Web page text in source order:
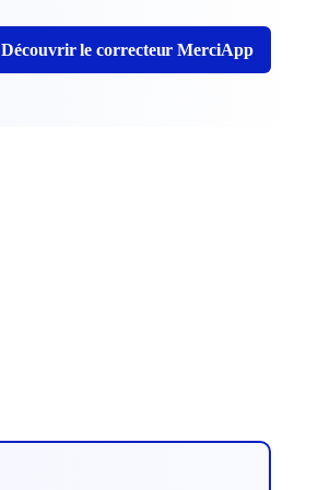
Découvrir le correcteur MerciApp